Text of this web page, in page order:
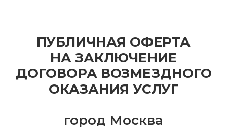
ПУБЛИЧНАЯ ОФЕРТА
НА ЗАКЛЮЧЕНИЕ
ДОГОВОРА ВОЗМЕЗДНОГО
ОКАЗАНИЯ УСЛУГ
город Москва